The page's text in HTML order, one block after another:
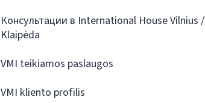
Консультации в International House Vilnius /
Klaipėda
VMI teikiamos paslaugos
VMI kliento profilis